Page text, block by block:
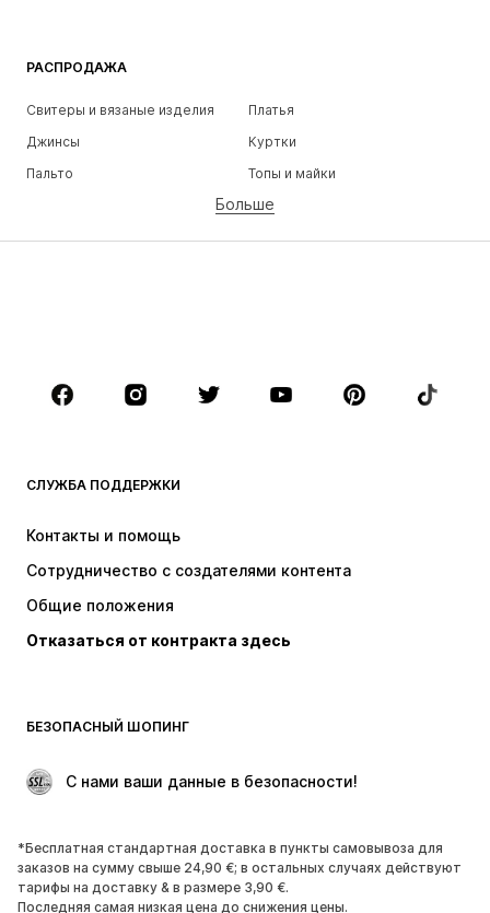
РАСПРОДАЖА
Свитеры и вязаные изделия
Платья
Джинсы
Куртки
Пальто
Топы и майки
Белье
Юбки
Блузки и туники
Аксессуары
Премиум
НОВИНКИ
Куртки
Белье
Пальто
Юбки
Поводы
ЭКСКЛЮЗИВ
ОБУВЬ
НОВИНКИ Модные тенденции
Больше
СЛУЖБА ПОДДЕРЖКИ
Контакты и помощь
Сотрудничество с создателями контента
Общие положения
Отказаться от контракта здесь
БЕЗОПАСНЫЙ ШОПИНГ
С нами ваши данные в безопасности!
*Бесплатная стандартная доставка в пункты самовывоза для
заказов на сумму свыше 24,90 €; в остальных случаях действуют
тарифы на доставку & в размере 3,90 €.
Последняя самая низкая цена до снижения цены.